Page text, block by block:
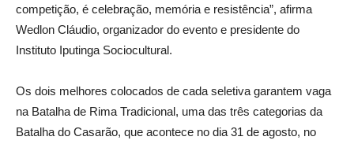
competição, é celebração, memória e resistência”, afirma
Wedlon Cláudio, organizador do evento e presidente do
Instituto Iputinga Sociocultural.
Os dois melhores colocados de cada seletiva garantem vaga
na Batalha de Rima Tradicional, uma das três categorias da
Batalha do Casarão, que acontece no dia 31 de agosto, no